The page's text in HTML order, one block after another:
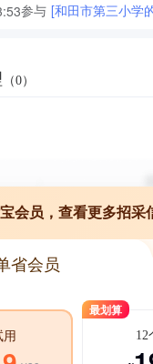
参与 [和田市第三小学
（0）
会员，查看更多招采
省会员
用
最划算
12